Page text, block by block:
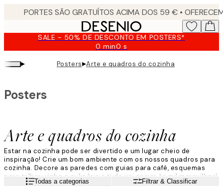
SALE - 50% DE DESCONTO EM POSTERS*
0 min0 s
Válido
até:
2026-
▸ Posters▸Arte e quadros do cozinha
Arte e quadros do cozinha
Posters
Estar na cozinha pode ser divertido e um lugar cheio de
inspiração! Crie um bom ambiente com os nossos quadros para
cozinha. Decore as paredes com guias para café, esquemas
para talhar, vinho e culinária e tudo vai correr às mil maravilhas!
Leia maisTodas a categorias Filtrar & Classificar